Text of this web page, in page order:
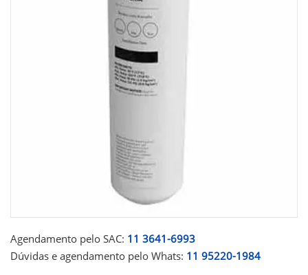
Agendamento pelo SAC: 11 3641-6993
Dúvidas e agendamento pelo Whats: 11 95220-1984